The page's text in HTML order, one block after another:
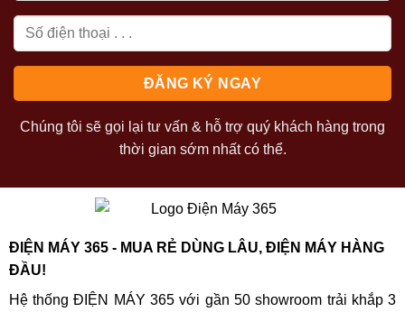
Chúng tôi sẽ gọi lại tư vấn & hỗ trợ quý khách hàng trong
thời gian sớm nhất có thể.
ĐIỆN MÁY 365 - MUA RẺ DÙNG LÂU, ĐIỆN MÁY HÀNG
ĐẦU!
Hệ thống ĐIỆN MÁY 365 với gần 50 showroom trải khắp 3